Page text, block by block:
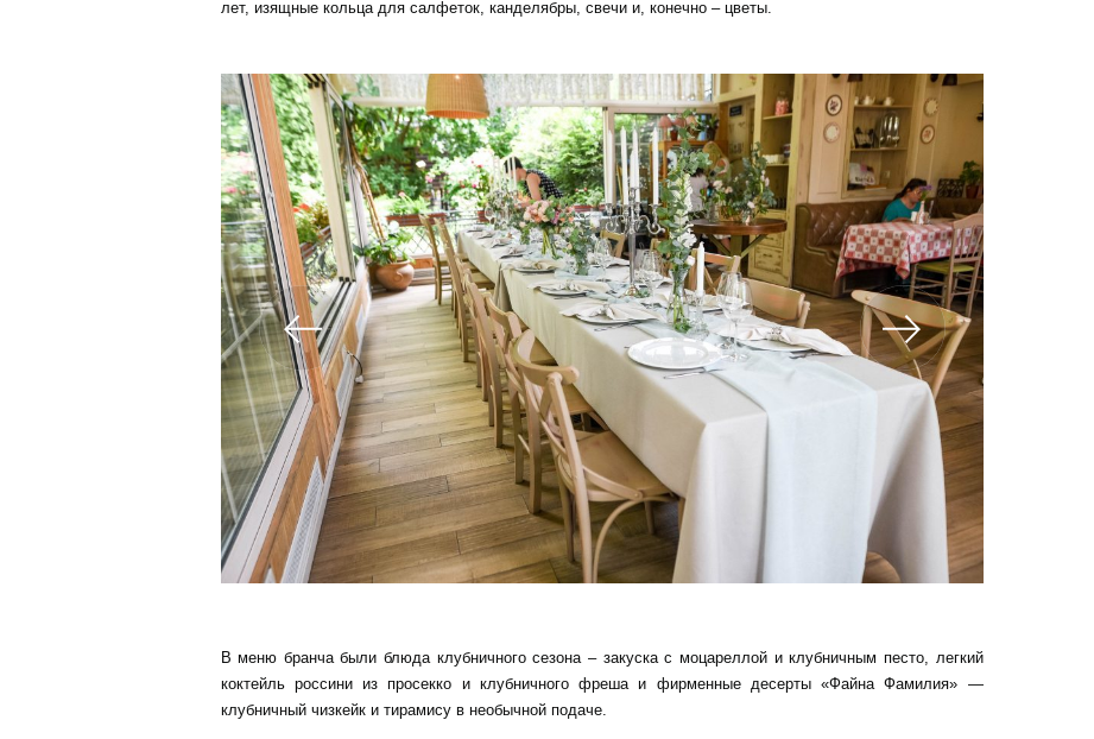
лет, изящные кольца для салфеток, канделябры, свечи и, конечно – цветы.
В меню бранча были блюда клубничного сезона – закуска с моцареллой и клубничным песто, легкий
коктейль россини из просекко и клубничного фреша и фирменные десерты «Файна Фамилия» —
клубничный чизкейк и тирамису в необычной подаче.